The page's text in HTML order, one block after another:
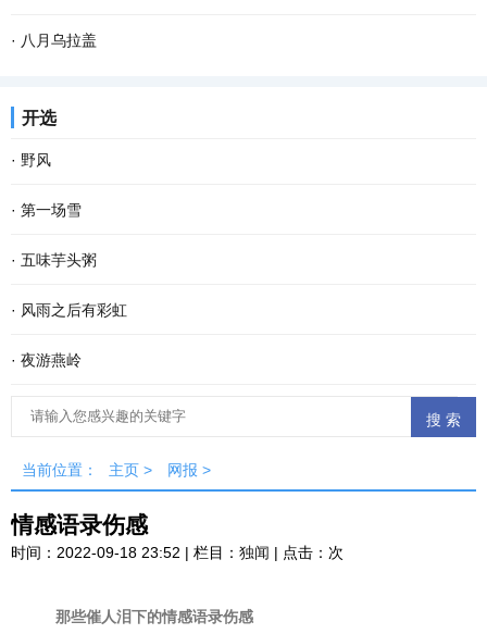
· 八月乌拉盖
开选
· 野风
· 第一场雪
· 五味芋头粥
· 风雨之后有彩虹
· 夜游燕岭
当前位置： 主页 > 网报 >
情感语录伤感
时间：2022-09-18 23:52 | 栏目： 独闻 | 点击： 次
那些催人泪下的情感语录伤感